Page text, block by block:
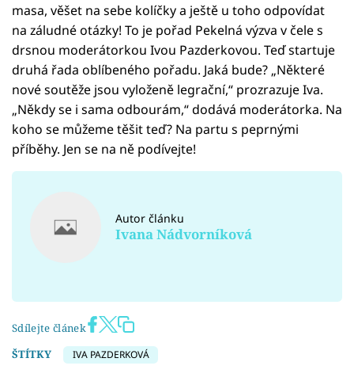
masa, věšet na sebe kolíčky a ještě u toho odpovídat
na záludné otázky! To je pořad Pekelná výzva v čele s
drsnou moderátorkou Ivou Pazderkovou. Teď startuje
druhá řada oblíbeného pořadu. Jaká bude? „Některé
nové soutěže jsou vyloženě legrační,“ prozrazuje Iva.
„Někdy se i sama odbourám,“ dodává moderátorka. Na
koho se můžeme těšit teď? Na partu s peprnými
příběhy. Jen se na ně podívejte!
Autor článku
Ivana Nádvorníková
Sdílejte článek
ŠTÍTKY
IVA PAZDERKOVÁ